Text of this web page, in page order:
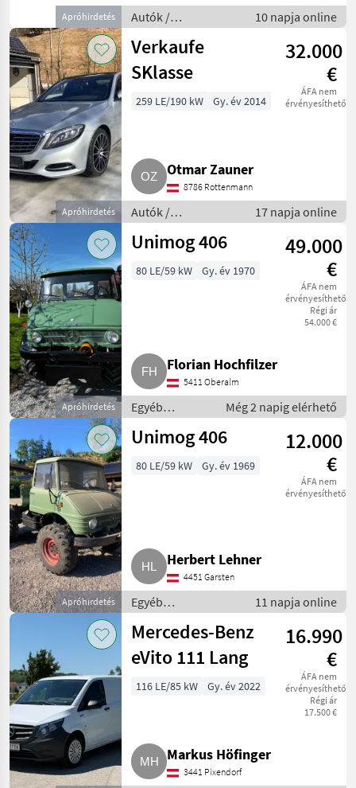
Apróhirdetés
Autók /
Motorkerékpárok /
Terepjáró
10 napja online
Apróhirdetés
Verkaufe
SKlasse
32.000
€
ÁFA nem
érvényesíthető
259 LE/190 kW Gy. év 2014
Otmar Zauner
8786 Rottenmann
Autók /
Motorkerékpárok /
Autó
17 napja online
Apróhirdetés
Unimog 406
49.000
€
ÁFA nem
érvényesíthető
Régi ár
54.000 €
80 LE/59 kW Gy. év 1970
Florian Hochfilzer
5411 Oberalm
Egyéb
mezőgazdasági
erőgépek /
motorkocsi
Még 2 napig elérhető
Apróhirdetés
Unimog 406
12.000
€
ÁFA nem
érvényesíthető
80 LE/59 kW Gy. év 1969
Herbert Lehner
4451 Garsten
Egyéb
mezőgazdasági
erőgépek /
Transporter és
motorkocsi
11 napja online
Mercedes-Benz
eVito 111 Lang
16.990
€
ÁFA nem
érvényesíthető
Régi ár
17.500 €
116 LE/85 kW Gy. év 2022
Markus Höfinger
3441 Pixendorf